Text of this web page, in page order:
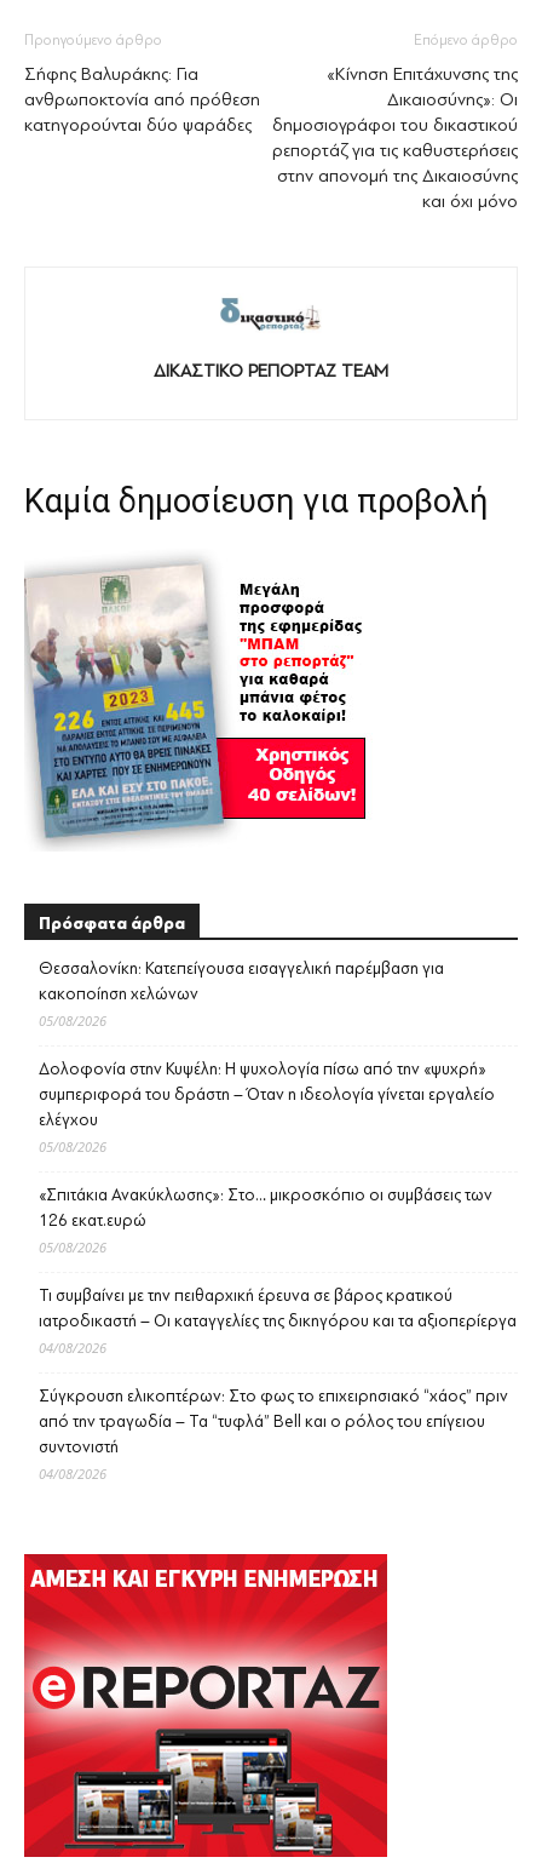
Προηγούμενο άρθρο
Σήφης Βαλυράκης: Για
ανθρωποκτονία από πρόθεση
κατηγορούνται δύο ψαράδες
Επόμενο άρθρο
«Κίνηση Επιτάχυνσης της
Δικαιοσύνης»: Οι
δημοσιογράφοι του δικαστικού
ρεπορτάζ για τις καθυστερήσεις
στην απονομή της Δικαιοσύνης
και όχι μόνο
ΔΙΚΑΣΤΙΚΟ ΡΕΠΟΡΤΑΖ TEAM
Καμία δημοσίευση για προβολή
Πρόσφατα άρθρα
Θεσσαλονίκη: Κατεπείγουσα εισαγγελική παρέμβαση για
κακοποίηση χελώνων
05/08/2026
Δολοφονία στην Κυψέλη: Η ψυχολογία πίσω από την «ψυχρή»
συμπεριφορά του δράστη – Όταν η ιδεολογία γίνεται εργαλείο
ελέγχου
05/08/2026
«Σπιτάκια Ανακύκλωσης»: Στο… μικροσκόπιο οι συμβάσεις των
126 εκατ.ευρώ
05/08/2026
Τι συμβαίνει με την πειθαρχική έρευνα σε βάρος κρατικού
ιατροδικαστή – Οι καταγγελίες της δικηγόρου και τα αξιοπερίεργα
04/08/2026
Σύγκρουση ελικοπτέρων: Στο φως το επιχειρησιακό “χάος” πριν
από την τραγωδία – Τα “τυφλά” Bell και ο ρόλος του επίγειου
συντονιστή
04/08/2026